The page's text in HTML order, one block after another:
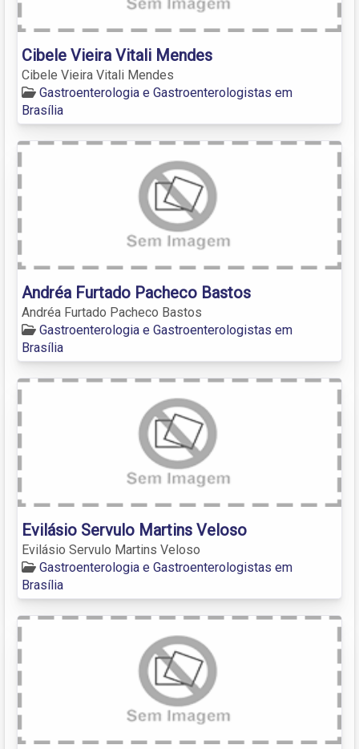
Cibele Vieira Vitali Mendes
Cibele Vieira Vitali Mendes
Gastroenterologia e Gastroenterologistas em
Brasília
Andréa Furtado Pacheco Bastos
Andréa Furtado Pacheco Bastos
Gastroenterologia e Gastroenterologistas em
Brasília
Evilásio Servulo Martins Veloso
Evilásio Servulo Martins Veloso
Gastroenterologia e Gastroenterologistas em
Brasília